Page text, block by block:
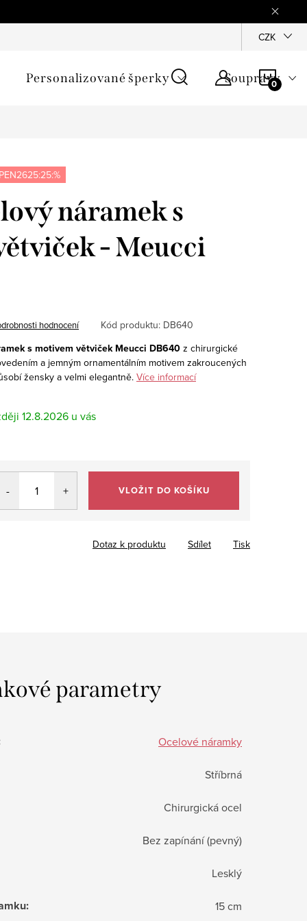
Jak
CZK
Personalizované šperky Soupravy
náramek s
- Meucci
hodnocení Kód produktu: DB640
s motivem větviček Meucci DB640z chirurgické
a jemným ornamentálním motivem zakroucených
žensky a velmi elegantně. Více informací
12.8.2026
VLOŽIT DO KOŠÍKU
Tisk
Dotaz k produktu Sdílet
parametry
Ocelové náramky
Stříbrná
Chirurgická ocel
Bez zapínání (pevný)
Lesklý
: 15 cm